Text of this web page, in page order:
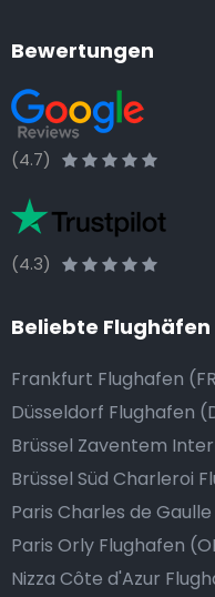
Bewertungen
(4.7)
(4.3)
Beliebte Flughäfen
Frankfurt Flughafen
Düsseldorf Flughafen
Brüssel Zaventem
Brüssel Süd Charleroi
Paris Charles de
Paris Orly Flughafen
Nizza Côte d'Azur